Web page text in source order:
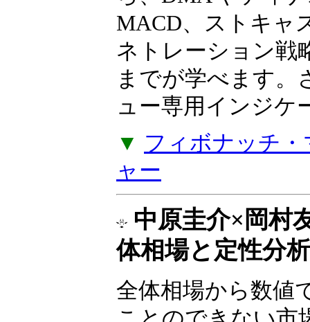
リーズ、第1弾！
い・戻り売り戦略
ら、DMA やディ
MACD、ストキャ
ネトレーション戦
までが学べます。
ュー専用インジケ
▼ フィボナッチ
ャー
中原圭介×岡